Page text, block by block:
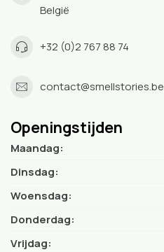
België
+32 (0)2 767 88 74
contact@smellstories.be
Openingstijden
Maandag:
Dinsdag:
Woensdag:
Donderdag:
Vrijdag: